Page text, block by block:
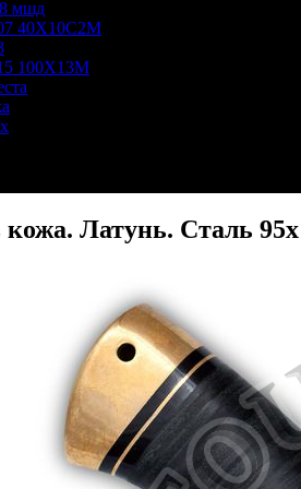
мшд
40Х10С2М
100Х13М
Латунь. Сталь